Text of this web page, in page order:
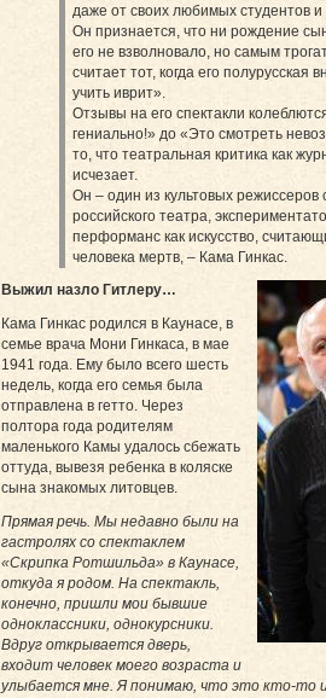
даже от своих любимых студентов и
Он признается, что ни рождение
его не взволновало, но самым
считает тот, когда его полурусская
учить иврит».
Отзывы на его спектакли
гениально!» до «Это смотреть
то, что театральная критика как
исчезает.
Он – один из культовых режиссеров
российского театра,
перформанс как искусство,
человека мертв, – Кама Гинкас.
Выжил назло Гитлеру…
Кама Гинкас родился в Каунасе, в
семье врача Мони Гинкаса, в мае
1941 года. Ему было всего шесть
недель, когда его семья была
отправлена в гетто. Через
полтора года родителям
маленького Камы удалось сбежать
оттуда, вывезя ребенка в коляске
сына знакомых литовцев.
Прямая речь. Мы недавно были на
гастролях со спектаклем
«Скрипка Ротшильда» в Каунасе,
откуда я родом. На спектакль,
конечно, пришли мои бывшие
одноклассники, однокурсники.
Вдруг открывается дверь,
входит человек моего возраста и
улыбается мне. Я понимаю, что это кто-то